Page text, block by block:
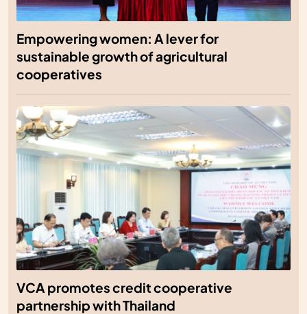
Empowering women: A lever for
sustainable growth of agricultural
cooperatives
VCA promotes credit cooperative
partnership with Thailand